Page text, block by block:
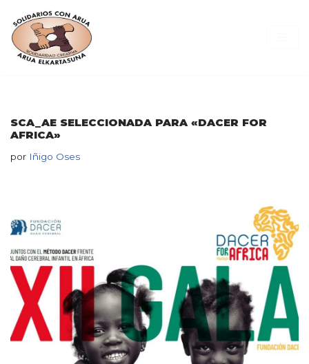
Saltar
al
SCA_AE SELECCIONADA PARA «DACER FOR
AFRICA»
por Iñigo Oses